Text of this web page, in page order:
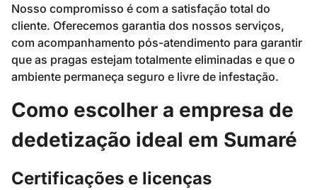
Nosso compromisso é com a satisfação total do
cliente. Oferecemos garantia dos nossos serviços,
com acompanhamento pós-atendimento para garantir
que as pragas estejam totalmente eliminadas e que o
ambiente permaneça seguro e livre de infestação.
Como escolher a empresa de
dedetização ideal em Sumaré
Certificações e licenças